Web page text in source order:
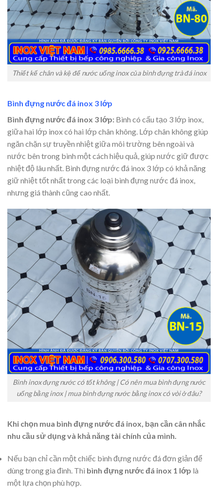
Thiết kế chân và kệ để nước uống inox của bình đựng trà đá inox
Bình đựng nước đá inox 3 lớp
Bình đựng nước đá inox 3 lớp: Bình có cấu tạo 3 lớp inox,
giữa hai lớp inox có hai lớp chân không. Lớp chân không giúp
ngăn chặn sự truyền nhiệt giữa môi trường bên ngoài và
nước bên trong bình một cách hiệu quả, giúp nước giữ được
nhiệt độ lâu nhất. Bình đựng nước đá inox 3 lớp có khả năng
giữ nhiệt tốt nhất trong các loại bình đựng nước đá inox,
nhưng giá thành cũng cao nhất.
Bình inox đựng nước có tốt không | Có nên mua bình đựng nước
uống bằng inox | mua bình đựng nước bằng inox có vòi ở đâu?
Khi chọn mua bình đựng nước đá inox, bạn cần cân nhắc
nhu cầu sử dụng và khả năng tài chính của mình.
Nếu bạn chỉ cần một chiếc bình đựng nước đá đơn giản để
dùng trong gia đình. Thì bình đựng nước đá inox 1 lớp là
một lựa chọn phù hợp.